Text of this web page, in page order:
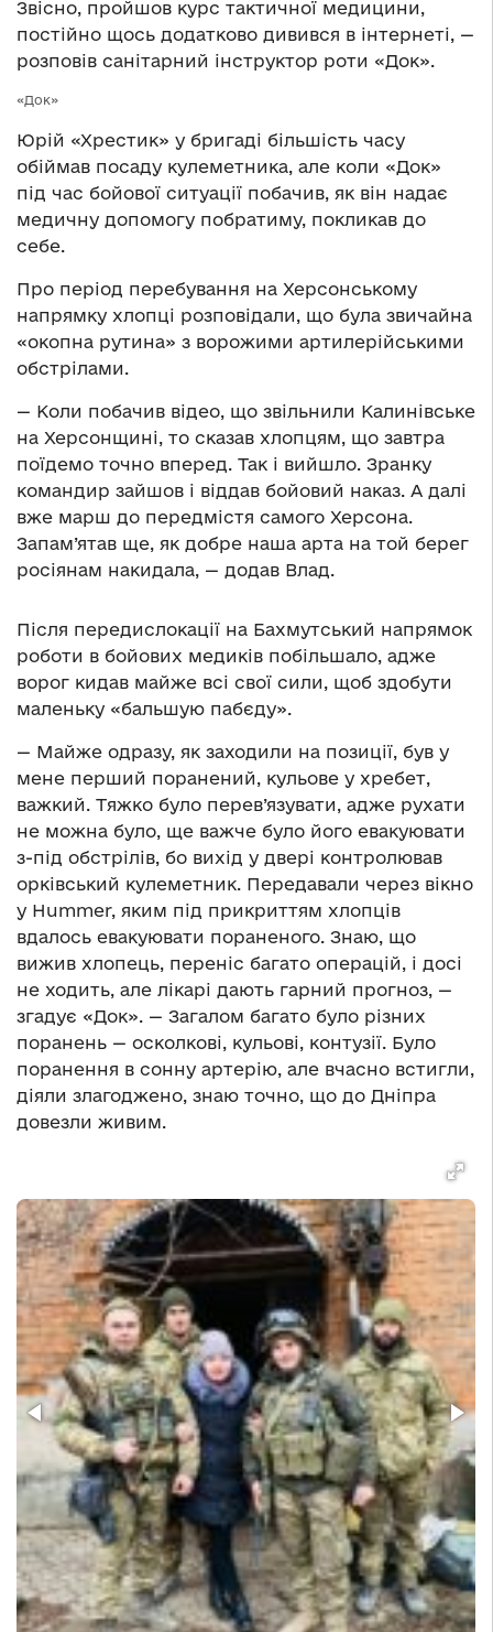
Звісно, пройшов курс тактичної медицини,
постійно щось додатково дивився в інтернеті, —
розповів санітарний інструктор роти «Док».
«Док»
Юрій «Хрестик» у бригаді більшість часу
обіймав посаду кулеметника, але коли «Док»
під час бойової ситуації побачив, як він надає
медичну допомогу побратиму, покликав до
себе.
Про період перебування на Херсонському
напрямку хлопці розповідали, що була звичайна
«окопна рутина» з ворожими артилерійськими
обстрілами.
— Коли побачив відео, що звільнили Калинівське
на Херсонщині, то сказав хлопцям, що завтра
поїдемо точно вперед. Так і вийшло. Зранку
командир зайшов і віддав бойовий наказ. А далі
вже марш до передмістя самого Херсона.
Запам’ятав ще, як добре наша арта на той берег
росіянам накидала, — додав Влад.
Після передислокації на Бахмутський напрямок
роботи в бойових медиків побільшало, адже
ворог кидав майже всі свої сили, щоб здобути
маленьку «бальшую пабєду».
— Майже одразу, як заходили на позиції, був у
мене перший поранений, кульове у хребет,
важкий. Тяжко було перев’язувати, адже рухати
не можна було, ще важче було його евакуювати
з-під обстрілів, бо вихід у двері контролював
орківський кулеметник. Передавали через вікно
у Hummer, яким під прикриттям хлопців
вдалось евакуювати пораненого. Знаю, що
вижив хлопець, переніс багато операцій, і досі
не ходить, але лікарі дають гарний прогноз, —
згадує «Док». — Загалом багато було різних
поранень — осколкові, кульові, контузії. Було
поранення в сонну артерію, але вчасно встигли,
діяли злагоджено, знаю точно, що до Дніпра
довезли живим.